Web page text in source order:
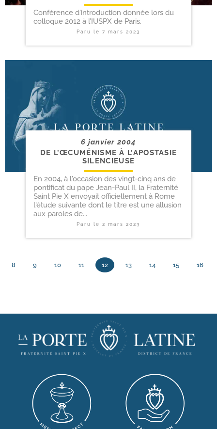
Conférence d'introduction donnée lors du
colloque 2012 à l’IUSPX de Paris.
Paru le7 mars 2023
6 janvier 2004
DE L’ŒCUMÉNISME À L’APOSTASIE
SILENCIEUSE
En 2004, à l'occasion des vingt-cinq ans de
pontificat du pape Jean-Paul II, la Fraternité
Saint Pie X envoyait officiellement à Rome
l'étude suivante dont le titre est une allusion
aux paroles de...
Paru le2 mars 2023
8 9 10 11 12 13 14 15 16